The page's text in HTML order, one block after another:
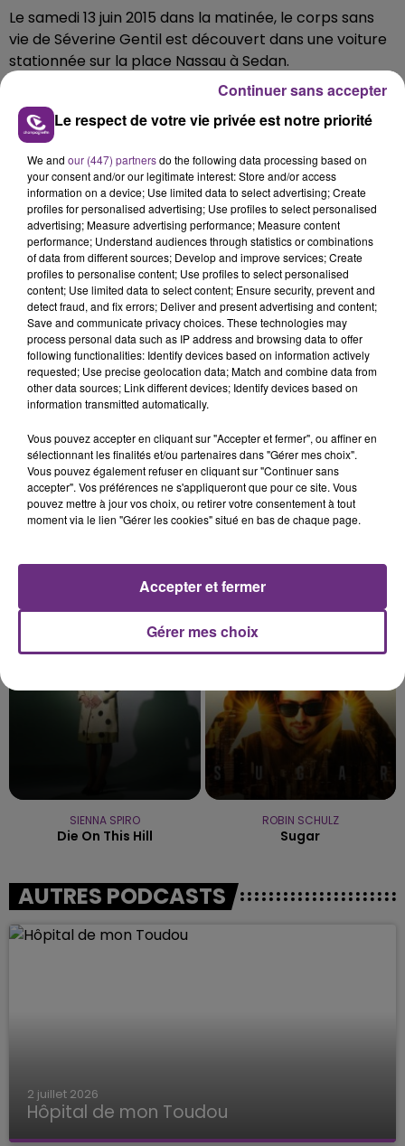
Le samedi 13 juin 2015 dans la matinée, le corps sans
vie de Séverine Gentil est découvert dans une voiture
stationnée sur la place Nassau à Sedan.
La mère de famille de 43 ans présente une très
importante hémorragie au niveau du bas-ventre.
Alors que les enquêteurs débutent tout juste leurs
investigations, un événement inattendu se produit.
TITRES DIFFUSÉS
21h01
21h01
TEMPER CITY
20h59
20h59
DJ GOJA & JASON DERULO &
SIENNA SPIRO
Die On This Hill
20h51
20h51
ROBIN SCHULZ
Sugar
AUTRES PODCASTS
2 juillet 2026
Hôpital de mon Toudou
Hôpital de mon Toudou
Le respect de votre vie privée est notre priorité
We and our (447) partnersdo the following data processing based on
your consent and/or our legitimate interest: Store and/or access
information on a device; Use limited data to select advertising; Create
profiles for personalised advertising; Use profiles to select personalised
advertising; Measure advertising performance; Measure content
performance; Understand audiences through statistics or combinations
of data from different sources; Develop and improve services; Create
profiles to personalise content; Use profiles to select personalised
content; Use limited data to select content; Ensure security, prevent and
detect fraud, and fix errors; Deliver and present advertising and content;
Save and communicate privacy choices. These technologies may
process personal data such as IP address and browsing data to offer
following functionalities: Identify devices based on information actively
requested; Use precise geolocation data; Match and combine data from
other data sources; Link different devices; Identify devices based on
information transmitted automatically.
Vous pouvez accepter en cliquant sur "Accepter et fermer", ou affiner en
sélectionnant les finalités et/ou partenaires dans "Gérer mes choix".
Vous pouvez également refuser en cliquant sur "Continuer sans
accepter". Vos préférences ne s'appliqueront que pour ce site. Vous
pouvez mettre à jour vos choix, ou retirer votre consentement à tout
moment via le lien "Gérer les cookies" situé en bas de chaque page.
Gérer mes choix
Accepter et fermer
Continuer sans accepter